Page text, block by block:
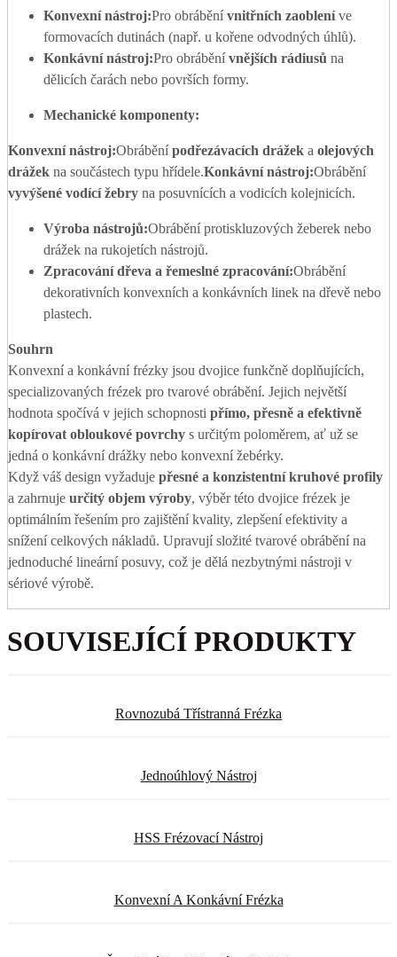
Konvexní nástroj:Pro obráběnívnitřních zaobleníve
formovacích dutinách (např. u kořene odvodných úhlů).
Konkávní nástroj:Pro obráběnívnějších rádiusů na
dělicích čarách nebo površích formy.
Mechanické komponenty:
Konvexní nástroj:Obráběnípodřezávacích drážek a olejových
drážek na součástech typu hřídele.Konkávní nástroj:Obrábění
vyvýšené vodící žebry na posuvnících a vodicích kolejnicích.
Výroba nástrojů:Obrábění protiskluzových žeberek nebo
drážek na rukojetích nástrojů.
Zpracování dřeva a řemeslné zpracování:Obrábění
dekorativních konvexních a konkávních linek na dřevě nebo
plastech.
Souhrn
Konvexní a konkávní frézky jsou dvojice funkčně doplňujících,
specializovaných frézek pro tvarové obrábění. Jejich největší
hodnota spočívá v jejich schopnosti přímo, přesně a efektivně
kopírovat obloukové povrchy s určitým poloměrem, ať už se
jedná o konkávní drážky nebo konvexní žebérky.
Když váš design vyžaduje přesné a konzistentní kruhové profily
a zahrnuje určitý objem výroby, výběr této dvojice frézek je
optimálním řešením pro zajištění kvality, zlepšení efektivity a
snížení celkových nákladů. Upravují složité tvarové obrábění na
jednoduché lineární posuvy, což je dělá nezbytnými nástroji v
sériové výrobě.
SOUVISEJÍCÍ PRODUKTY
Rovnozubá Třístranná Frézka
Jednoúhlový Nástroj
HSS Frézovací Nástroj
Konvexní A Konkávní Frézka